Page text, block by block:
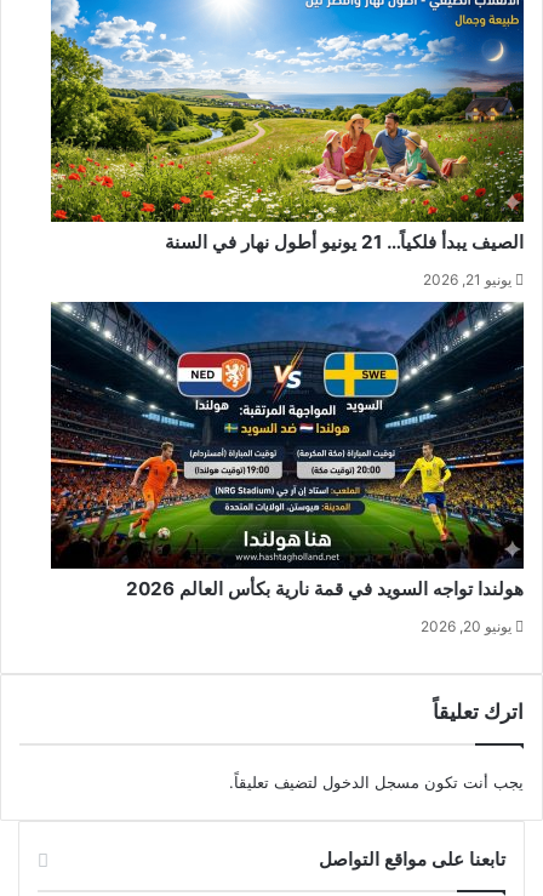
الصيف يبدأ فلكياً… 21 يونيو أطول نهار في السنة
يونيو 21, 2026
هولندا تواجه السويد في قمة نارية بكأس العالم 2026
يونيو 20, 2026
اترك تعليقاً
يجب أنت تكون مسجل الدخول لتضيف تعليقاً.
تابعنا على مواقع التواصل